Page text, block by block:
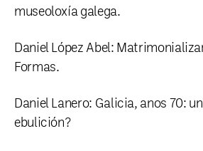
museoloxía galega.
Daniel López Abel:
Formas.
Daniel Lanero: Galicia, anos 70:
ebulición?